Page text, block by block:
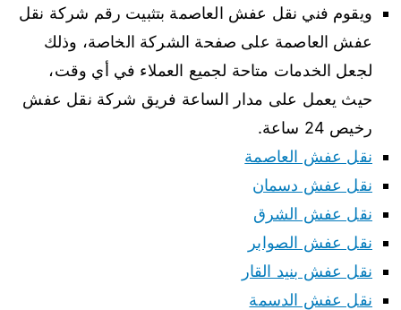
ويقوم فني نقل عفش العاصمة بتثبيت رقم شركة نقل
عفش العاصمة على صفحة الشركة الخاصة، وذلك
لجعل الخدمات متاحة لجميع العملاء في أي وقت،
حيث يعمل على مدار الساعة فريق شركة نقل عفش
رخيص 24 ساعة.
نقل عفش العاصمة
نقل عفش دسمان
نقل عفش الشرق
نقل عفش الصوابر
نقل عفش بنيد القار
نقل عفش الدسمة